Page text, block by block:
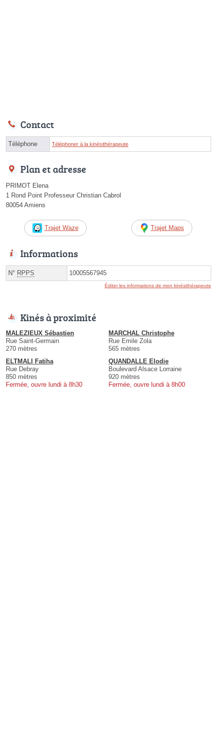
Contact
Téléphone Téléphoner à la kinésithérapeute
Plan et adresse
PRIMOT Elena
1 Rond Point Professeur Christian Cabrol
80054 Amiens
Trajet Waze Trajet Maps
Informations
N° RPPS 10005567945
Éditer les informations de mon kinésithérapeute
Kinés à proximité
MALEZIEUX Sébastien
Rue Saint-Germain
270 mètres
MARCHAL Christophe
Rue Emile Zola
565 mètres
ELTMALI Fatiha
Rue Debray
850 mètres
Fermée, ouvre lundi à 8h30
QUANDALLE Elodie
Boulevard Alsace Lorraine
920 mètres
Fermée, ouvre lundi à 8h00